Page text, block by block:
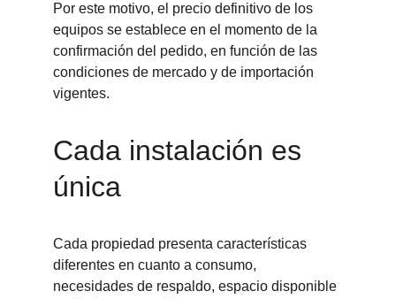
Por este motivo, el precio definitivo de los
equipos se establece en el momento de la
confirmación del pedido, en función de las
condiciones de mercado y de importación
vigentes.
Cada instalación es
única
Cada propiedad presenta características
diferentes en cuanto a consumo,
necesidades de respaldo, espacio disponible